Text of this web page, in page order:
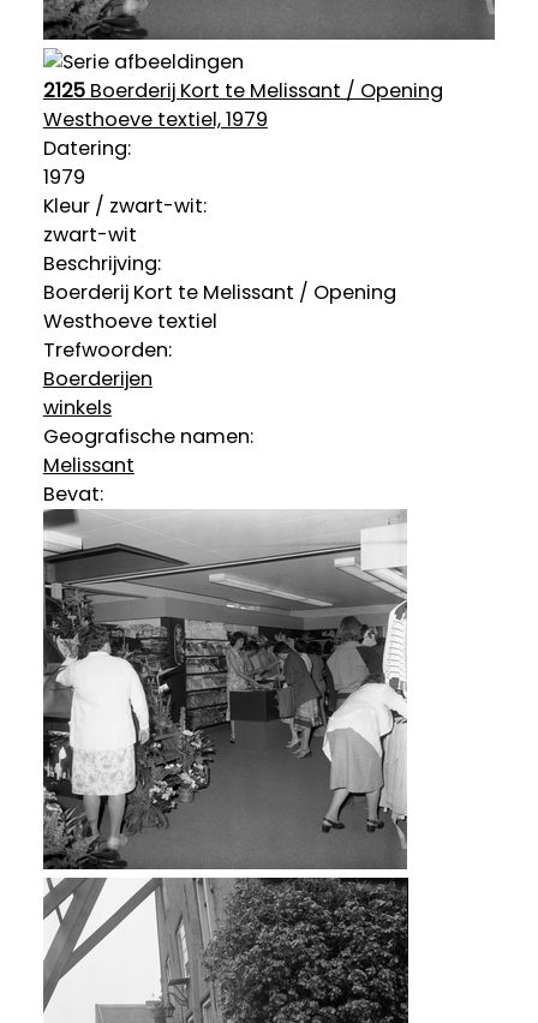
2125Boerderij Kort te Melissant / Opening
Westhoeve textiel, 1979
Datering:
1979
Kleur / zwart-wit:
zwart-wit
Beschrijving:
Boerderij Kort te Melissant / Opening
Westhoeve textiel
Trefwoorden:
Boerderijen
winkels
Geografische namen:
Melissant
Bevat: